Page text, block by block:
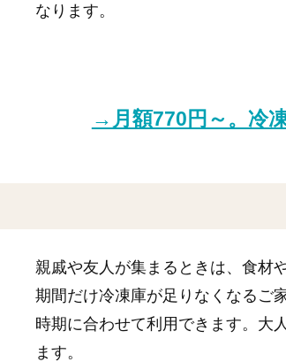
なります。
→月額770円～。冷
親戚や友人が集まるときは、食材
期間だけ冷凍庫が足りなくなるご
時期に合わせて利用できます。大
ます。